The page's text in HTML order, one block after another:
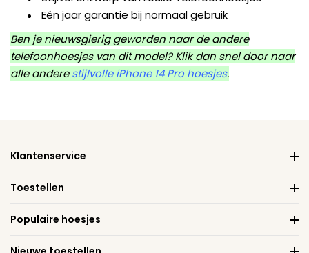
Eén jaar garantie bij normaal gebruik
Ben je nieuwsgierig geworden naar de andere
telefoonhoesjes van dit model? Klik dan snel door naar
alle anderestijlvolle iPhone 14 Pro hoesjes.
Klantenservice
Toestellen
Populaire hoesjes